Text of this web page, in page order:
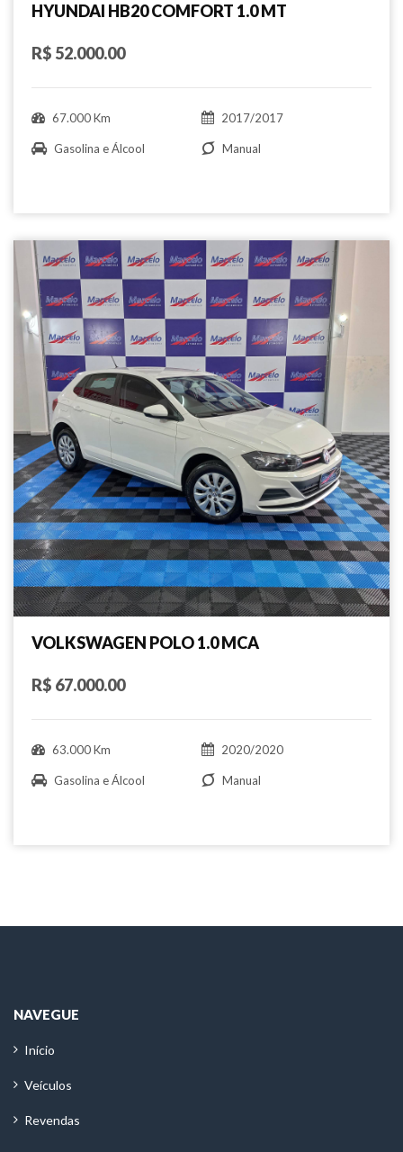
HYUNDAI HB20 COMFORT 1.0 MT
R$ 52.000.00
67.000 Km 2017/2017
Gasolina e Álcool Manual
VOLKSWAGEN POLO 1.0 MCA
R$ 67.000.00
63.000 Km 2020/2020
Gasolina e Álcool Manual
NAVEGUE
Início
Veículos
Revendas